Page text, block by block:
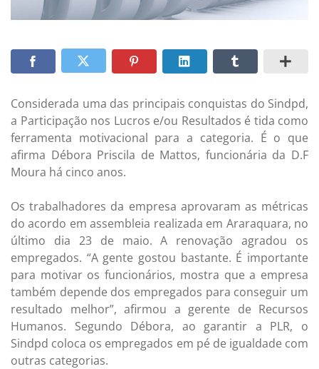
Considerada uma das principais conquistas do Sindpd,
a Participação nos Lucros e/ou Resultados é tida como
ferramenta motivacional para a categoria. É o que
afirma Débora Priscila de Mattos, funcionária da D.F
Moura há cinco anos.
Os trabalhadores da empresa aprovaram as métricas
do acordo em assembleia realizada em Araraquara, no
último dia 23 de maio. A renovação agradou os
empregados. “A gente gostou bastante. É importante
para motivar os funcionários, mostra que a empresa
também depende dos empregados para conseguir um
resultado melhor”, afirmou a gerente de Recursos
Humanos. Segundo Débora, ao garantir a PLR, o
Sindpd coloca os empregados em pé de igualdade com
outras categorias.